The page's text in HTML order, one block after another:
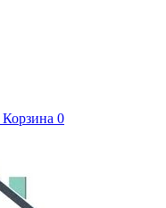
Корзина 0